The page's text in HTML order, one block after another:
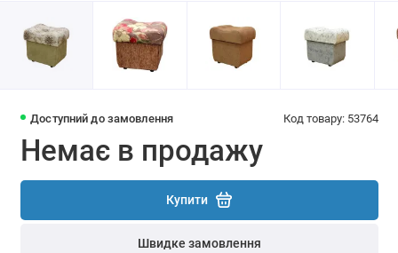
Доступний до замовлення Код товару: 53764
Немає в продажу
Купити
Швидке замовлення